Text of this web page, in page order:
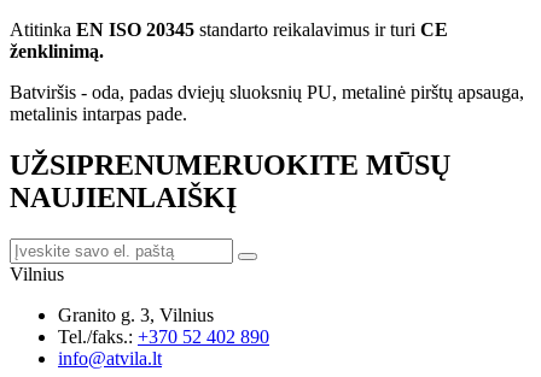
Atitinka EN ISO 20345 standarto reikalavimus ir turi CE
ženklinimą.
Batviršis - oda, padas dviejų sluoksnių PU, metalinė pirštų apsauga,
metalinis intarpas pade.
UŽSIPRENUMERUOKITE MŪSŲ
NAUJIENLAIŠKĮ
Vilnius
Granito g. 3, Vilnius
Tel./faks.: +370 52 402 890
info@atvila.lt